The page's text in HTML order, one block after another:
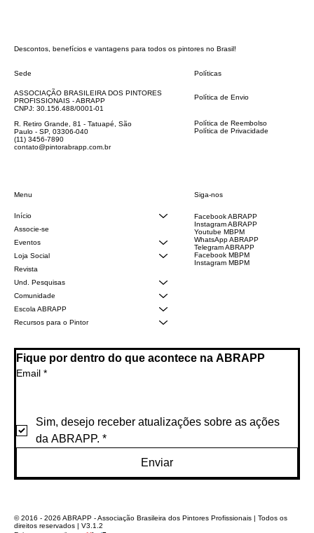
Descontos, benefícios e vantagens para todos os pintores no Brasil!
Sede
ASSOCIAÇÃO BRASILEIRA DOS PINTORES
PROFISSIONAIS - ABRAPP
CNPJ: 30.156.488/0001-01
R. Retiro Grande, 81 - Tatuapé, São
Paulo - SP, 03306-040
(11) 3456-7890
contato@pintorabrapp.com.br
Menu
Início
Associe-se
Eventos
Loja Social
Revista
Und. Pesquisas
Comunidade
Escola ABRAPP
Recursos para o Pintor
Políticas
Política de Envio
Política de Reembolso
Política de Privacidade
Siga-nos
Facebook ABRAPP
Instagram ABRAPP
Youtube MBPM
WhatsApp ABRAPP
Telegram ABRAPP
Facebook MBPM
Instagram MBPM
Fique por dentro do que acontece na ABRAPP
Email *
Sim, desejo receber atualizações sobre as ações
da ABRAPP. *
Enviar
© 2016 - 2026 ABRAPP - Associação Brasileira dos Pintores Profissionais | Todos os
direitos reservados | V3.1.2